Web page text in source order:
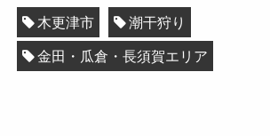
木更津市
潮干狩り
金田・瓜倉・長須賀エリア